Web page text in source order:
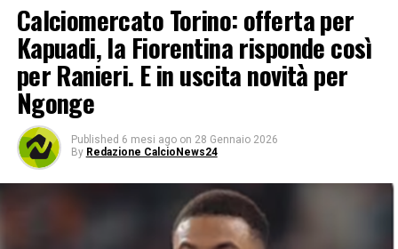
Calciomercato Torino: offerta per
Kapuadi, la Fiorentina risponde così
per Ranieri. E in uscita novità per
Ngonge
Published 6 mesi ago on 28 Gennaio 2026
By Redazione CalcioNews24